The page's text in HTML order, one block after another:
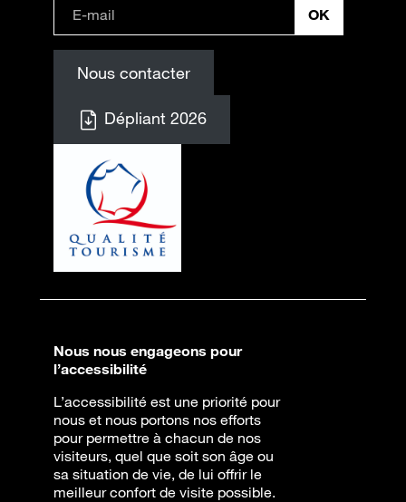
Nous contacter
Dépliant 2026
Nous nous engageons pour
l’accessibilité
L’accessibilité est une priorité pour
nous et nous portons nos efforts
pour permettre à chacun de nos
visiteurs, quel que soit son âge ou
sa situation de vie, de lui offrir le
meilleur confort de visite possible.